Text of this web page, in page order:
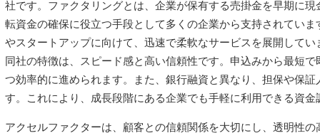
社です。ファクタリングとは、企業が保有する売掛金を早期に
転資金の確保に役立つ手段として多くの企業から支持されてい
やスタートアップに向けて、迅速で柔軟なサービスを展開してい
同社の特徴は、スピード感と高い信頼性です。申込みから最短
つ効率的に進められます。また、銀行融資と異なり、担保や保
す。これにより、成長段階にある企業でも手軽に利用できる資
アクセルファクターは、顧客との信頼関係を大切にし、透明性